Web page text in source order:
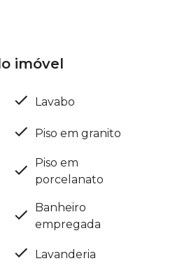
imóvel
Lavabo
Piso em granito
Piso em
porcelanato
Banheiro
empregada
Lavanderia